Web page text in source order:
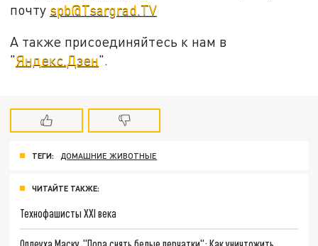
почту spb@Tsargrad.TV
А также присоединяйтесь к нам в
"Яндекс.Дзен".
ТЕГИ: ДОМАШНИЕ ЖИВОТНЫЕ
ЧИТАЙТЕ ТАКЖЕ:
Технофашисты XXI века